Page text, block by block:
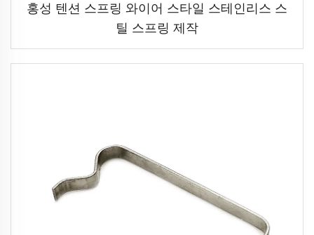
홍성 텐션 스프링 와이어 스타일 스테인리스 스
틸 스프링 제작